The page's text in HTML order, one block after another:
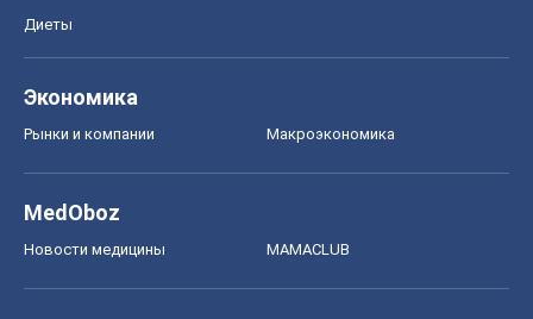
Диеты
Экономика
Рынки и компании Mакроэкономика
MedOboz
Новости медицины MAMACLUB